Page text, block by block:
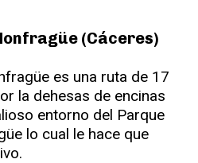
(Cáceres)
es una ruta de 17
la dehesas de encinas
entorno del Parque
lo cual le hace que